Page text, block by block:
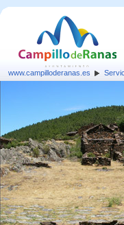
www.campilloderanas.es